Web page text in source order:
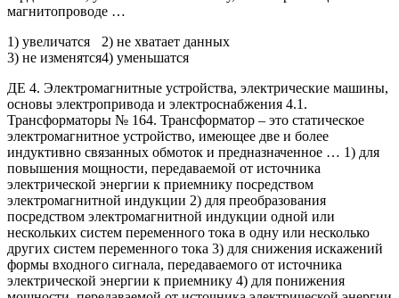
магнитопроводе …
1) увеличатся
2) не хватает данных
3) не изменятся4) уменьшатся
ДЕ 4. Электромагнитные устройства, электрические машины,
основы электропривода и электроснабжения 4.1.
Трансформаторы № 164. Трансформатор – это статическое
электромагнитное устройство, имеющее две и более
индуктивно связанных обмоток и предназначенное … 1) для
повышения мощности, передаваемой от источника
электрической энергии к приемнику посредством
электромагнитной индукции 2) для преобразования
посредством электромагнитной индукции одной или
нескольких систем переменного тока в одну или несколько
других систем переменного тока 3) для снижения искажений
формы входного сигнала, передаваемого от источника
электрической энергии к приемнику 4) для понижения